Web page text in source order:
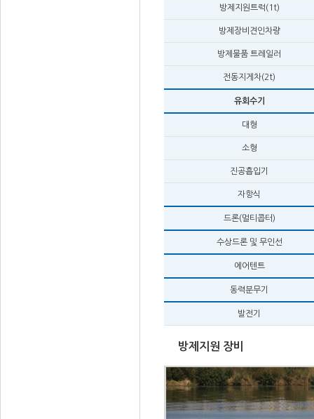
방제지원트럭(1t)
방제장비견인차량
방제물품 트레일러
전동지게차(2t)
유회수기
대형
소형
진공흡입기
자항식
드론(멀티콥터)
수상드론 및 무인선
에어텐트
동력분무기
발전기
방제지원 장비